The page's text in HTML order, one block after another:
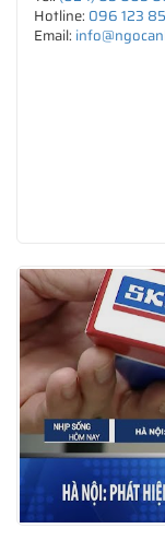
Hotline: 096 123
Email: